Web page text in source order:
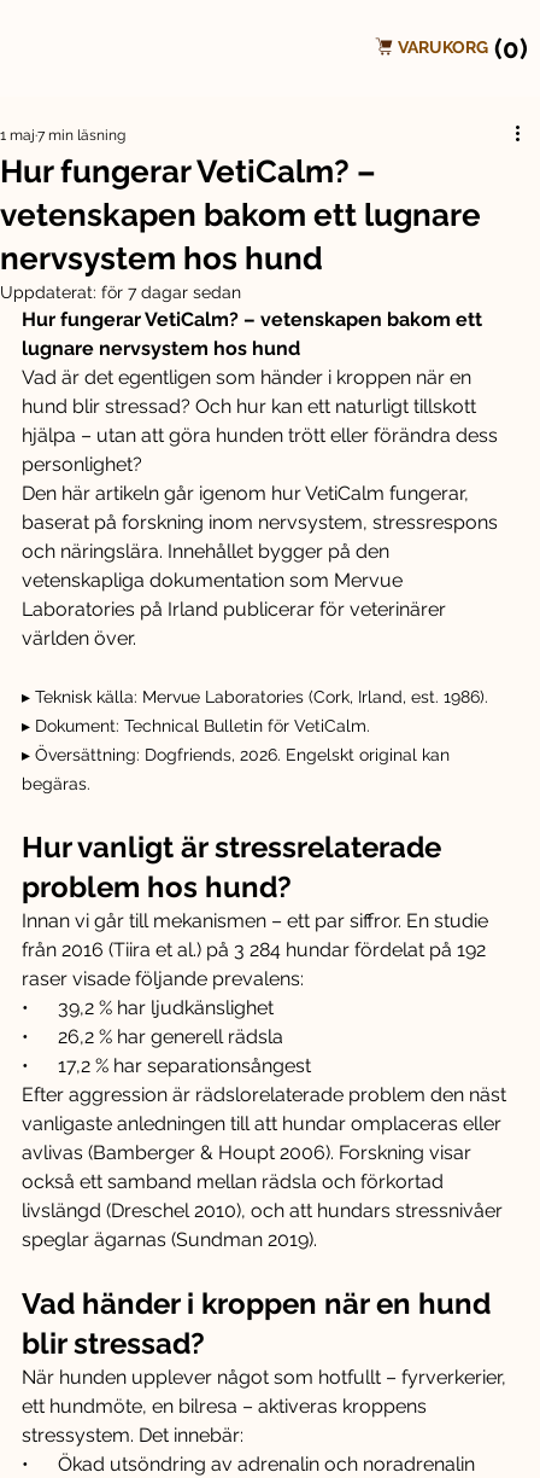
VARUKORG (0)
Hur fungerar VetiCalm? –
vetenskapen bakom ett lugnare
nervsystem hos hund
1 maj 7 min läsning
Uppdaterat: för 7 dagar sedan
Hur fungerar VetiCalm? – vetenskapen bakom ett
lugnare nervsystem hos hund
Vad är det egentligen som händer i kroppen när en
hund blir stressad? Och hur kan ett naturligt tillskott
hjälpa – utan att göra hunden trött eller förändra dess
personlighet?
Den här artikeln går igenom hur VetiCalm fungerar,
baserat på forskning inom nervsystem, stressrespons
och näringslära. Innehållet bygger på den
vetenskapliga dokumentation som Mervue
Laboratories på Irland publicerar för veterinärer
världen över.
▸ Teknisk källa: Mervue Laboratories (Cork, Irland, est. 1986).
▸ Dokument: Technical Bulletin för VetiCalm.
▸ Översättning: Dogfriends, 2026. Engelskt original kan
begäras.
Hur vanligt är stressrelaterade
problem hos hund?
Innan vi går till mekanismen – ett par siffror. En studie
från 2016 (Tiira et al.) på 3 284 hundar fördelat på 192
raser visade följande prevalens:
•      39,2 % har ljudkänslighet
•      26,2 % har generell rädsla
•      17,2 % har separationsångest
Efter aggression är rädslorelaterade problem den näst
vanligaste anledningen till att hundar omplaceras eller
avlivas (Bamberger & Houpt 2006). Forskning visar
också ett samband mellan rädsla och förkortad
livslängd (Dreschel 2010), och att hundars stressnivåer
speglar ägarnas (Sundman 2019).
Vad händer i kroppen när en hund
blir stressad?
När hunden upplever något som hotfullt – fyrverkerier,
ett hundmöte, en bilresa – aktiveras kroppens
stressystem. Det innebär:
•      Ökad utsöndring av adrenalin och noradrenalin